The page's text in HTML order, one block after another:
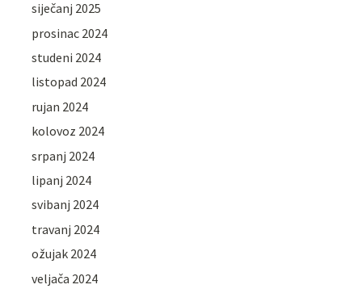
siječanj 2025
prosinac 2024
studeni 2024
listopad 2024
rujan 2024
kolovoz 2024
srpanj 2024
lipanj 2024
svibanj 2024
travanj 2024
ožujak 2024
veljača 2024